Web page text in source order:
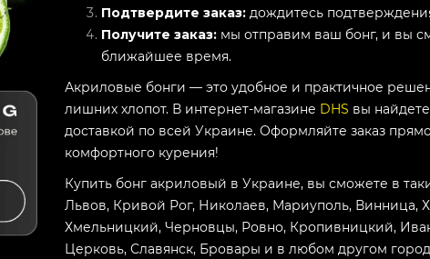
Подтвердите заказ:дождитесь
Получите заказ:мы отправим ваш бонг, и вы
ближайшее время.
Акриловые бонги — это удобное и практичное
лишних хлопот. В интернет-магазине DHS вы
доставкой по всей Украине. Оформляйте заказ
комфортного курения!
Купить бонг акриловый в Украине, вы сможете в
Львов, Кривой Рог, Николаев, Мариуполь, Винница,
Хмельницкий, Черновцы, Ровно, Кропивницкий,
Церковь, Славянск, Бровары и в любом другом